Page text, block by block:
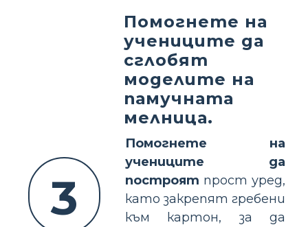
3
Помогнете на
учениците да
сглобят
моделите на
памучната
мелница.
Помогнете на
учениците да
построят прост уред,
като закрепят гребени
към картон, за да